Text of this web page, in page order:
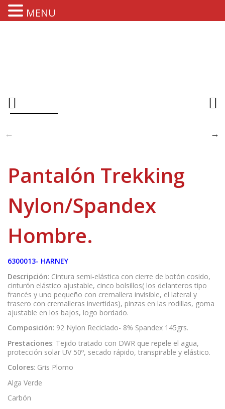
Pantalón Trekking
Nylon/Spandex
Hombre.
6300013- HARNEY
Descripción: Cintura semi-elástica con cierre de botón cosido,
cinturón elástico ajustable, cinco bolsillos( los delanteros tipo
francés y uno pequeño con cremallera invisible, el lateral y
trasero con cremalleras invertidas), pinzas en las rodillas, goma
ajustable en los bajos, logo bordado.
Composición: 92 Nylon Reciclado- 8% Spandex 145grs.
Prestaciones: Tejido tratado con DWR que repele el agua,
protección solar UV 50º, secado rápido, transpirable y elástico.
Colores: Gris Plomo
Alga Verde
Carbón
MENU